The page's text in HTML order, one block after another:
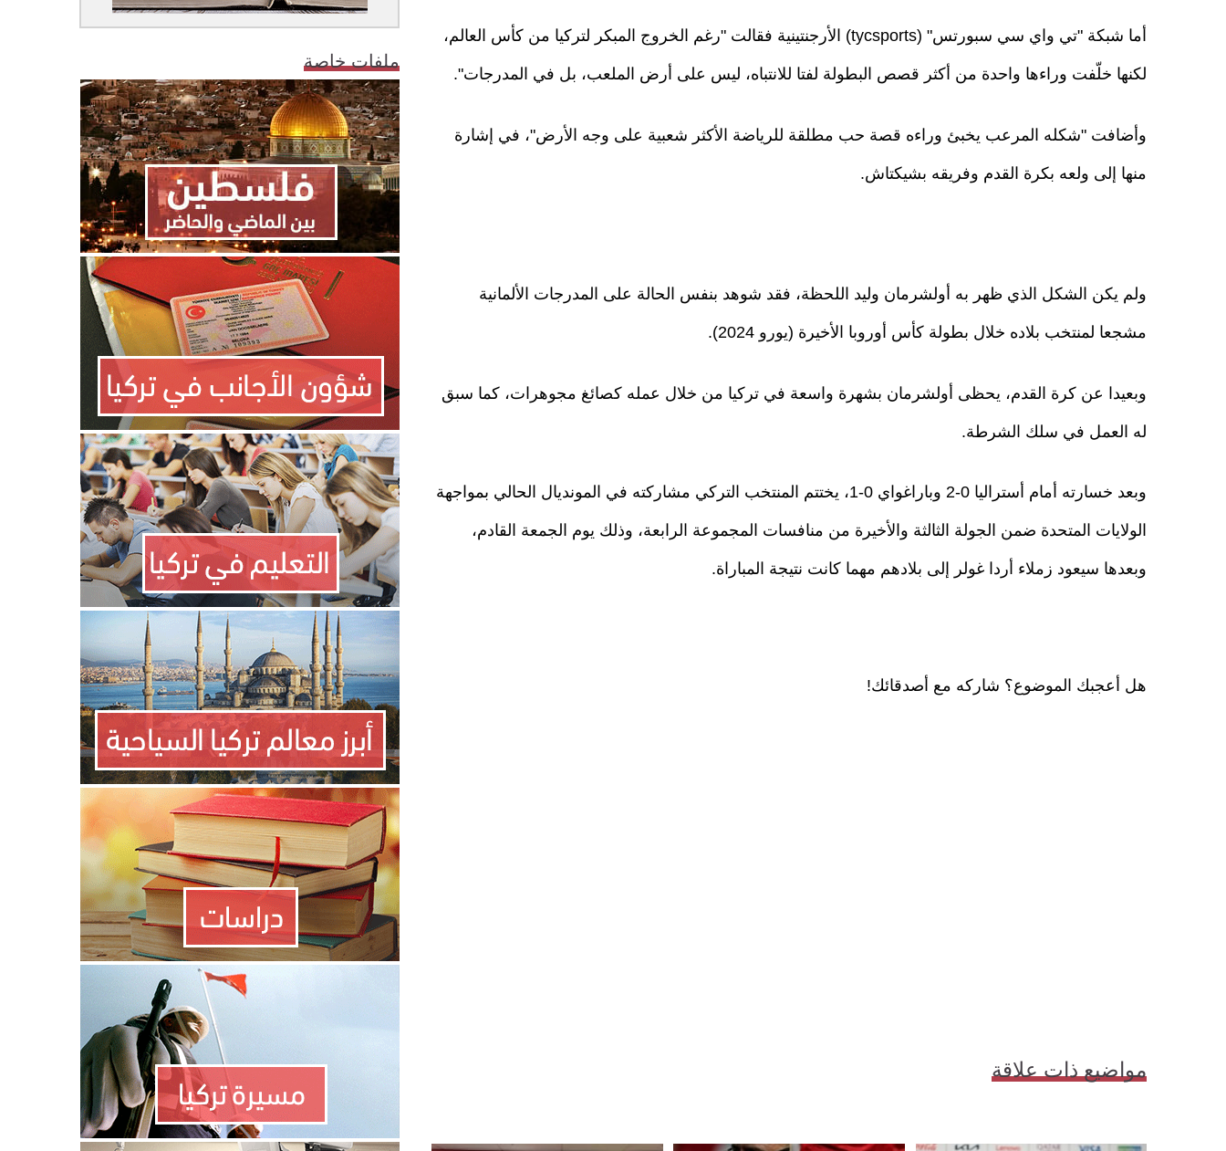
أما شبكة "تي واي سي سبورتس" (tycsports) الأرجنتينية فقالت "رغم الخروج المبكر لتركيا من كأس العالم،
لكنها خلّفت وراءها واحدة من أكثر قصص البطولة لفتا للانتباه، ليس على أرض الملعب، بل في المدرجات".
وأضافت "شكله المرعب يخبئ وراءه قصة حب مطلقة للرياضة الأكثر شعبية على وجه الأرض"، في إشارة
منها إلى ولعه بكرة القدم وفريقه بشيكتاش.
ولم يكن الشكل الذي ظهر به أولشرمان وليد اللحظة، فقد شوهد بنفس الحالة على المدرجات الألمانية
مشجعا لمنتخب بلاده خلال بطولة كأس أوروبا الأخيرة (يورو 2024).
وبعيدا عن كرة القدم، يحظى أولشرمان بشهرة واسعة في تركيا من خلال عمله كصائغ مجوهرات، كما سبق
له العمل في سلك الشرطة.
وبعد خسارته أمام أستراليا 0-2 وباراغواي 0-1، يختتم المنتخب التركي مشاركته في المونديال الحالي بمواجهة
الولايات المتحدة ضمن الجولة الثالثة والأخيرة من منافسات المجموعة الرابعة، وذلك يوم الجمعة القادم،
وبعدها سيعود زملاء أردا غولر إلى بلادهم مهما كانت نتيجة المباراة.
هل أعجبك الموضوع؟ شاركه مع أصدقائك!
مواضيع ذات علاقة
ملفات خاصة